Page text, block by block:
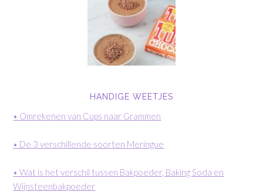
HANDIGE WEETJES
• Omrekenen van Cups naar Grammen
• De 3 verschillende soorten Meringue
• Wat is het verschil tussen Bakpoeder, Baking Soda en
Wijnsteenbakpoeder